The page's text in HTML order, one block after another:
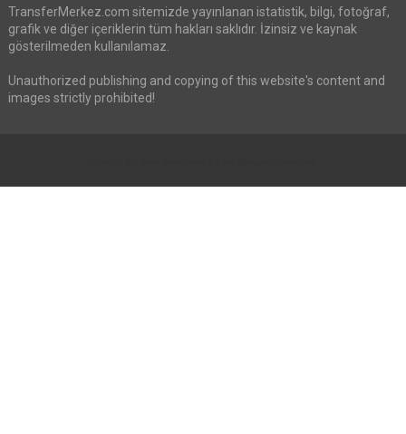
TransferMerkez.com sitemizde yayınlanan istatistik, bilgi, fotoğraf,
grafik ve diğer içeriklerin tüm hakları saklıdır. İzinsiz ve kaynak
gösterilmeden kullanılamaz.
Unauthorized publishing and copying of this website's content and
images strictly prohibited!